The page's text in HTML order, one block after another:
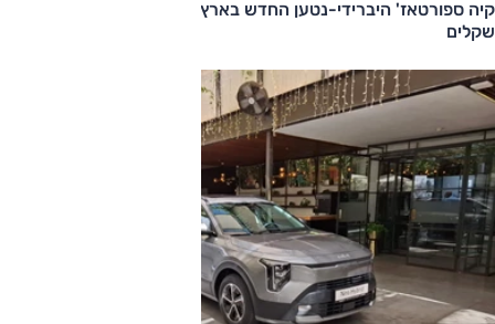
שקלים